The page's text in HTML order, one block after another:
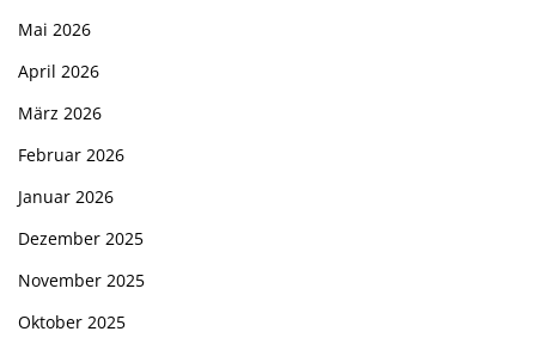
Mai 2026
April 2026
März 2026
Februar 2026
Januar 2026
Dezember 2025
November 2025
Oktober 2025